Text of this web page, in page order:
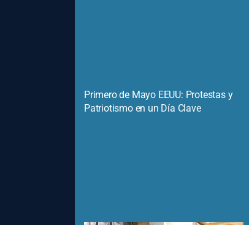
Primero de Mayo EEUU: Protestas y
Patriotismo en un Día Clave